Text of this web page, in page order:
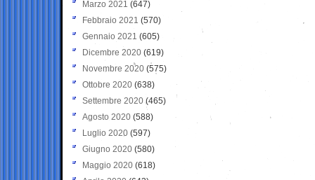
Marzo 2021 (647)
Febbraio 2021 (570)
Gennaio 2021 (605)
Dicembre 2020 (619)
Novembre 2020 (575)
Ottobre 2020 (638)
Settembre 2020(465)
Agosto 2020 (588)
Luglio 2020 (597)
Giugno 2020 (580)
Maggio 2020 (618)